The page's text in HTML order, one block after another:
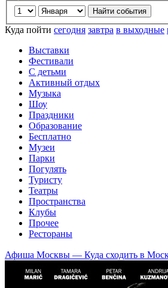
Куда пойти сегодня завтра в выходные
Выставки
Фестивали
С детьми
Активный отдых
Музыка
Шоу
Праздники
Образование
Бесплатно
Музеи
Парки
Погулять
Туристу
Театры
Пространства
Клубы
Прочее
Рестораны
Афиша Москвы — Куда сходить в